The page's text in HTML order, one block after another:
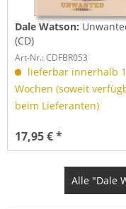
Dale Watson:
(CD)
Art-Nr.: CDFBR053
lieferbar innerhalb
Wochen (soweit
beim Lieferanten)
17,95 € *
Alle "Dale